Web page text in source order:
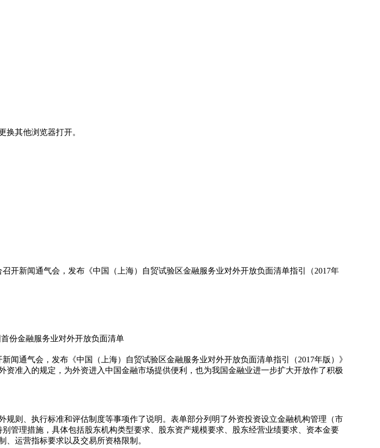
换其他浏览器打开。
开新闻通气会，发布《中国（上海）自贸试验区金融服务业对外开放负面清单指引（2017年
通气会，发布《中国（上海）自贸试验区金融服务业对外开放负面清单指引（2017年版）》
准入的规定，为外资进入中国金融市场提供便利，也为我国金融业进一步扩大开放作了积极
、执行标准和评估制度等事项作了说明。表单部分列明了外资投资设立金融机构管理（市
管理措施，具体包括股东机构类型要求、股东资产规模要求、股东经营业绩要求、资本金要
运营指标要求以及交易所资格限制。